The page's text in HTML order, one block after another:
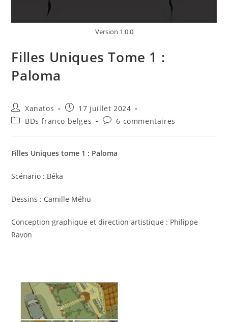
Version 1.0.0
Filles Uniques Tome 1 :
Paloma
Auteur/autrice
de
Xanatos
Publication
publiée :
17 juillet 2024
PostBDs franco belges
Commentaires
6 commentaires
Filles Uniques tome 1 : Paloma
Scénario : Béka
Dessins : Camille Méhu
Conception graphique et direction artistique : Philippe
Ravon